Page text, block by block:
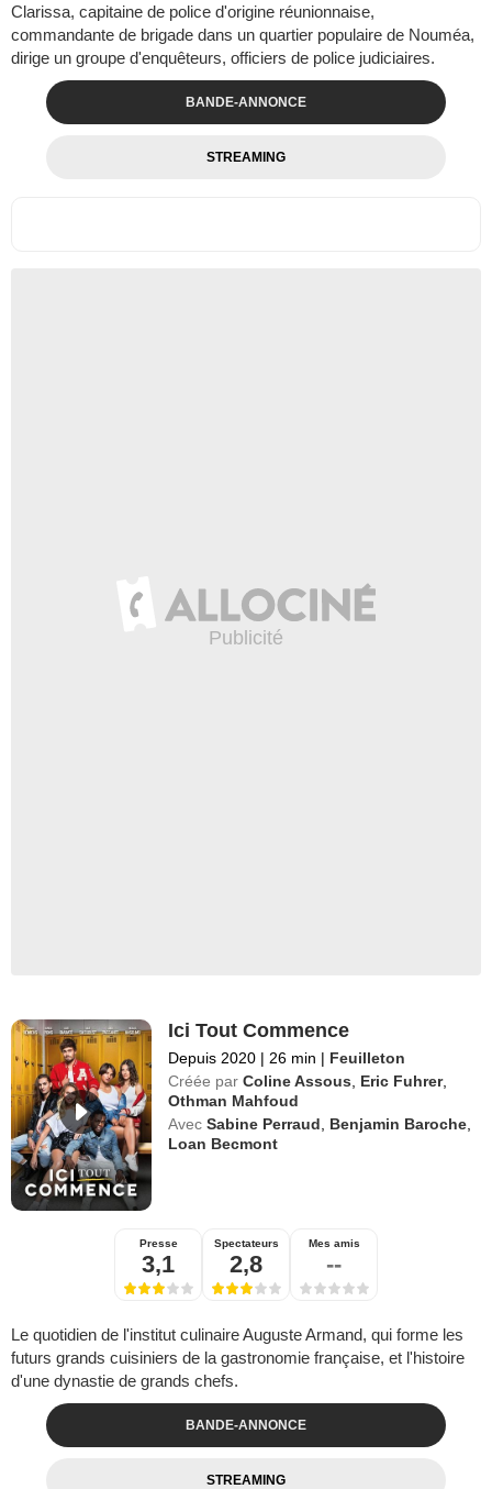
Clarissa, capitaine de police d'origine réunionnaise,
commandante de brigade dans un quartier populaire de Nouméa,
dirige un groupe d'enquêteurs, officiers de police judiciaires.
BANDE-ANNONCE
STREAMING
Ici Tout Commence
Depuis 2020 | 26 min | Feuilleton
Créée par Coline Assous Eric Fuhrer,
Othman Mahfoud
Avec Sabine Perraud Benjamin Baroche
Loan Becmont
Presse
3,1
Spectateurs
2,8
Mes amis
--
Le quotidien de l'institut culinaire Auguste Armand, qui forme les
futurs grands cuisiniers de la gastronomie française, et l'histoire
d'une dynastie de grands chefs.
BANDE-ANNONCE
STREAMING